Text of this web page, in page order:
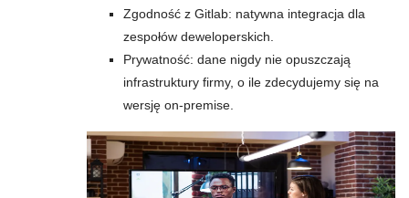
Zgodność z Gitlab: natywna integracja dla
zespołów deweloperskich.
Prywatność: dane nigdy nie opuszczają
infrastruktury firmy, o ile zdecydujemy się na
wersję on-premise.